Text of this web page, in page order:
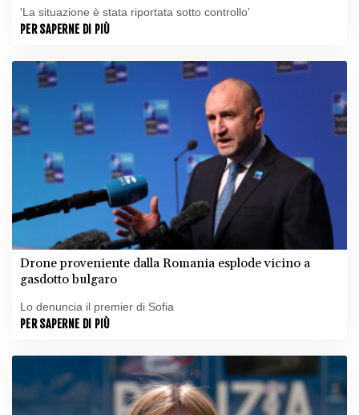
'La situazione è stata riportata sotto controllo'
PER SAPERNE DI PIÙ
Drone proveniente dalla Romania esplode vicino a
gasdotto bulgaro
Lo denuncia il premier di Sofia
PER SAPERNE DI PIÙ